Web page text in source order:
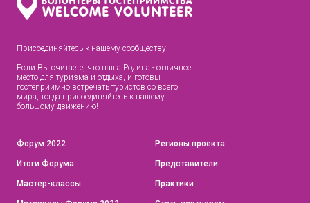
Присоединяйтесь к нашему сообществу!
Если Вы считаете, что наша Родина - отличное
место для туризма и отдыха, и готовы
гостеприимно встречать туристов со всего
мира, тогда присоединяйтесь к нашему
большому движению!
Форум 2022
Итоги Форума
Мастер-классы
Регионы проекта
Представители
Практики